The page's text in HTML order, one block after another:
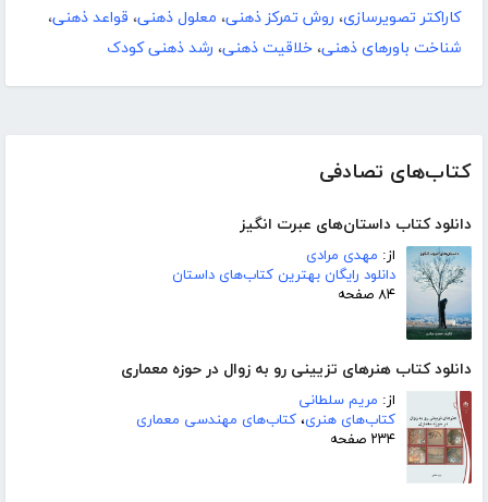
کتاب‌های تصادفی
دانلود کتاب داستان‌های عبرت انگیز
از: مهدی مرادی
دانلود رایگان بهترین کتاب‌های داستان
۸۴ صفحه
دانلود کتاب هنرهای تزیینی رو به زوال در حوزه معماری
از: مریم سلطانی
کتاب‌های هنری، کتاب‌های مهندسی معماری
۲۳۴ صفحه
کاراکتر تصویرسازی، روش تمرکز ذهنی، معلول ذهنی، قواعد ذهنی،
شناخت باورهای ذهنی، خلاقیت ذهنی، رشد ذهنی کودک